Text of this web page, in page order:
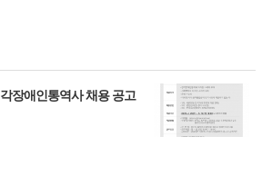
장애인통역사 채용 공고